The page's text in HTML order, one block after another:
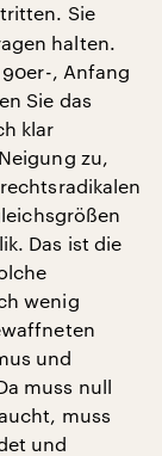
Sie
halten.
, Anfang
Sie das
klar
zu,
Das ist die
wenig
und
muss null
muss
und